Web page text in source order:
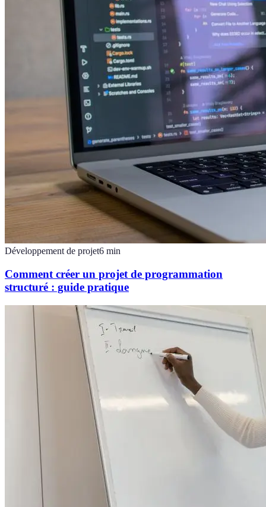
Développement de projet6 min
Comment créer un projet de programmation
structuré : guide pratique